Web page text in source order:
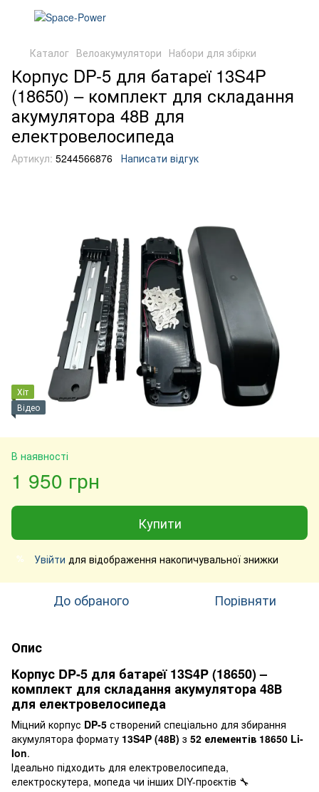
Каталог Велоакумулятори Набори для збірки
Корпус DP-5 для батареї 13S4P
(18650) – комплект для складання
акумулятора 48В для
електровелосипеда
Артикул: 5244566876 Написати відгук
Хіт
Відео
В наявності
1 950 грн
Купити
% Увійти для відображення накопичувальної знижки
До обраного Порівняти
Опис
Корпус DP-5 для батареї 13S4P (18650) –
комплект для складання акумулятора 48В
для електровелосипеда
Міцний корпус DP-5 створений спеціально для збирання
акумулятора формату 13S4P (48В) з 52 елементів 18650 Li-
Ion.
Ідеально підходить для електровелосипеда,
електроскутера, мопеда чи інших DIY-проєктів 🔧